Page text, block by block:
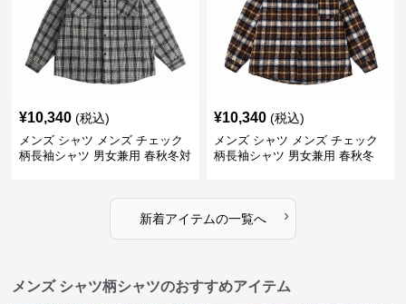
¥10,340 (税込)
メンズ シャツ メンズ チェック
柄長袖シャツ 男女兼用 春秋冬対
¥10,340 (税込)
メンズ シャツ メンズ チェック
柄長袖シャツ 男女兼用 春秋冬
新着アイテムの一覧へ ›
メンズ シャツ柄シャツのおすすめアイテム